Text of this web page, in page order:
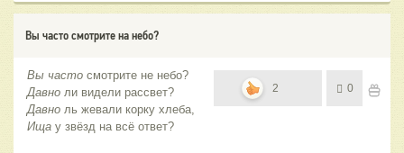
Вы часто смотрите на небо?
Вы часто смотрите не небо?
Давно ли видели рассвет?
Давно ль жевали корку хлеба,
Ища у звёзд на всё ответ?
2 0